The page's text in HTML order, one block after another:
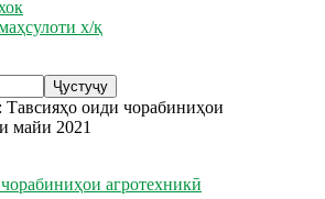
х/қ
оиди чорабиниҳои
майи 2021
агротехникӣ